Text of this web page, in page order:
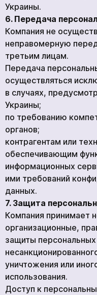
Украины.
6. Передача
Компания не
неправомерную
третьим лицам.
Передача
осуществляться
в случаях,
Украины;
по требованию
органов;
контрагентам или
обеспечивающим
информационных
ими требований
данных.
7. Защита
Компания принимает
организационные,
защиты
уничтожения или
использования.
Доступ к